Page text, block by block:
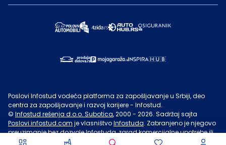
Poslovi Infostud vodeća platforma za zapošljavanje u Srbiji, deo
centra za zapošljavanje i razvoj karijere - Infostud.
© Infostud rešenja d.o.o. Subotica, 2000 - 2026. Sadržaj sajta
Poslovi.infostud.com je vlasništvoInfostuda. Zabranjeno je njegovo
preuzimanje bez dozvoleInfostuda, zarad komercijalne upotrebe ili
u druge svrhe, osim za lične potrebe posetilaca sajta.